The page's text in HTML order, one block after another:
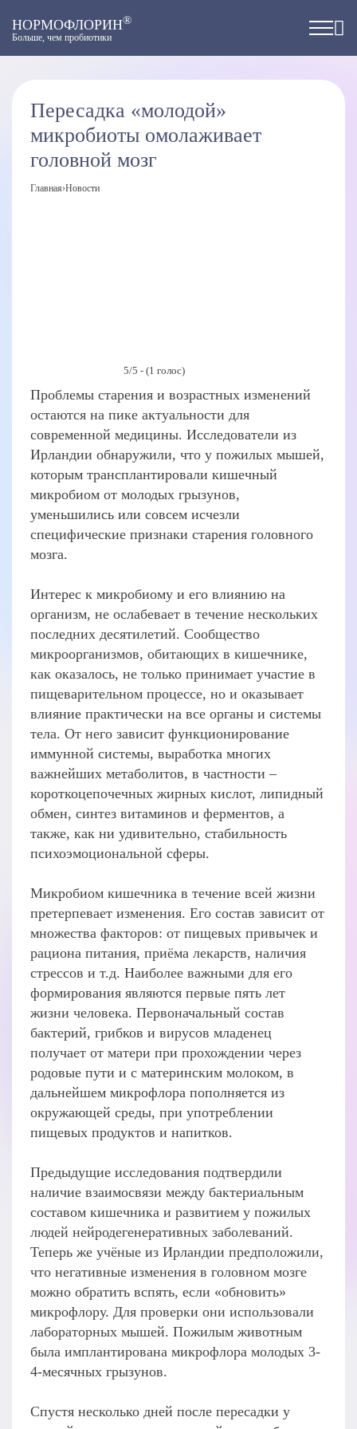
НОРМОФЛОРИН®
Больше, чем пробиотики
Пересадка «молодой»
микробиоты омолаживает
головной мозг
Главная›Новости
5/5 - (1 голос)
Проблемы старения и возрастных изменений
остаются на пике актуальности для
современной медицины. Исследователи из
Ирландии обнаружили, что у пожилых мышей,
которым трансплантировали кишечный
микробиом от молодых грызунов,
уменьшились или совсем исчезли
специфические признаки старения головного
мозга.
Интерес к микробиому и его влиянию на
организм, не ослабевает в течение нескольких
последних десятилетий. Сообщество
микроорганизмов, обитающих в кишечнике,
как оказалось, не только принимает участие в
пищеварительном процессе, но и оказывает
влияние практически на все органы и системы
тела. От него зависит функционирование
иммунной системы, выработка многих
важнейших метаболитов, в частности –
короткоцепочечных жирных кислот, липидный
обмен, синтез витаминов и ферментов, а
также, как ни удивительно, стабильность
психоэмоциональной сферы.
Микробиом кишечника в течение всей жизни
претерпевает изменения. Его состав зависит от
множества факторов: от пищевых привычек и
рациона питания, приёма лекарств, наличия
стрессов и т.д. Наиболее важными для его
формирования являются первые пять лет
жизни человека. Первоначальный состав
бактерий, грибков и вирусов младенец
получает от матери при прохождении через
родовые пути и с материнским молоком, в
дальнейшем микрофлора пополняется из
окружающей среды, при употреблении
пищевых продуктов и напитков.
Предыдущие исследования подтвердили
наличие взаимосвязи между бактериальным
составом кишечника и развитием у пожилых
людей нейродегенеративных заболеваний.
Теперь же учёные из Ирландии предположили,
что негативные изменения в головном мозге
можно обратить вспять, если «обновить»
микрофлору. Для проверки они использовали
лабораторных мышей. Пожилым животным
была имплантирована микрофлора молодых 3-
4-месячных грызунов.
Спустя несколько дней после пересадки у